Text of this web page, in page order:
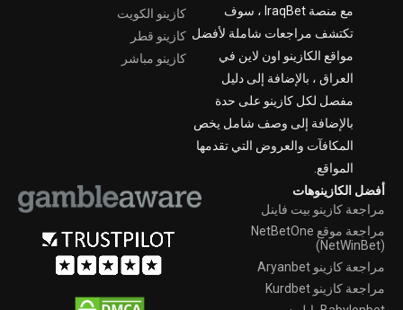
مع منصة IraqBet ، سوف
تكتشف مراجعات شاملة لأفضل
مواقع الكازينو اون لاين في
العراق ، بالإضافة إلى دليل
مفصل لكل كازينو على حدة
بالإضافة إلى وصف شامل يخص
المكافآت والعروض التي تقدمها
المواقع.
كازينو الكويت
كازينو قطر
كازينو مباشر
أفضل الكازينوهات
مراجعة كازينو بيت فاينل
مراجعة موقع NetBetOne
(NetWinBet)
مراجعة كازينو Aryanbet
مراجعة كازينو Kurdbet